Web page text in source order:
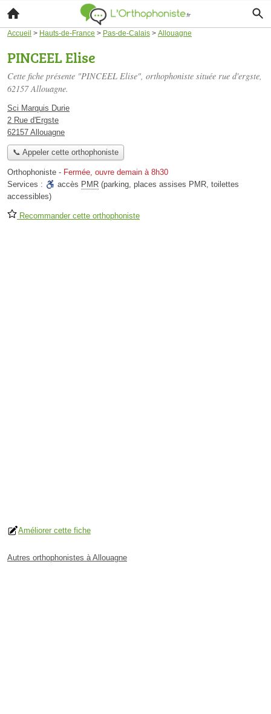
Accueil > Hauts-de-France > Pas-de-Calais > Allouagne
PINCEEL Elise
Cette fiche présente "PINCEEL Elise", orthophoniste située rue d'ergste,
62157 Allouagne.
Sci Marquis Durie
2 Rue d'Ergste
62157 Allouagne
📞 Appeler cette orthophoniste
Orthophoniste - Fermée, ouvre demain à 8h30
Services :
accès PMR (parking, places assises PMR, toilettes
accessibles)
Recommander cette orthophoniste
Améliorer cette fiche
Autres orthophonistes à Allouagne